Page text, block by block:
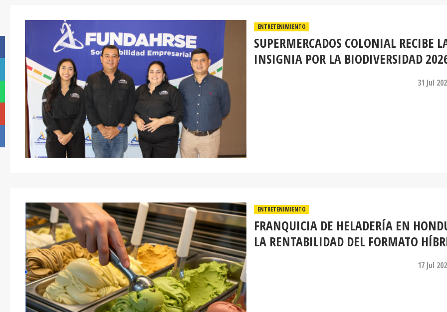
ENTRETENIMIENTO
SUPERMERCADOS COLONIAL RECIBE
INSIGNIA POR LA BIODIVERSIDAD
31 Jul
ENTRETENIMIENTO
FRANQUICIA DE HELADERÍA EN
LA RENTABILIDAD DEL FORMATO
17 Jul